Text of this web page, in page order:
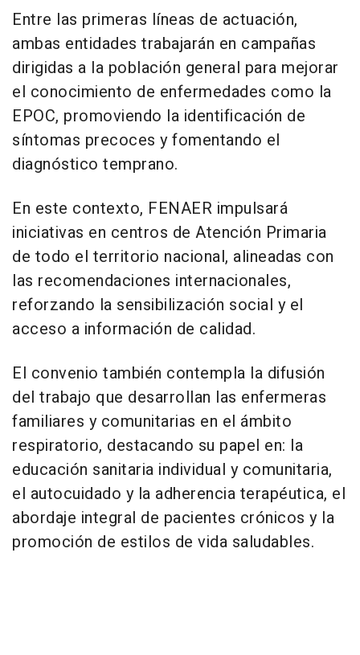
Entre las primeras líneas de actuación,
ambas entidades trabajarán en campañas
dirigidas a la población general para mejorar
el conocimiento de enfermedades como la
EPOC, promoviendo la identificación de
síntomas precoces y fomentando el
diagnóstico temprano.
En este contexto, FENAER impulsará
iniciativas en centros de Atención Primaria
de todo el territorio nacional, alineadas con
las recomendaciones internacionales,
reforzando la sensibilización social y el
acceso a información de calidad.
El convenio también contempla la difusión
del trabajo que desarrollan las enfermeras
familiares y comunitarias en el ámbito
respiratorio, destacando su papel en: la
educación sanitaria individual y comunitaria,
el autocuidado y la adherencia terapéutica, el
abordaje integral de pacientes crónicos y la
promoción de estilos de vida saludables.